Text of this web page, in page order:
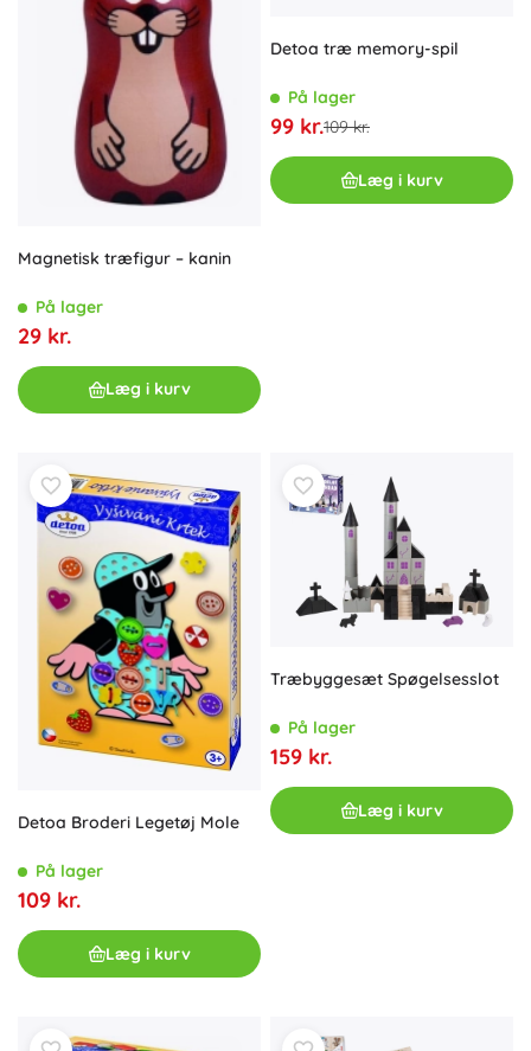
Magnetisk træfigur – kanin
På lager
29 kr.
Læg i kurv
Detoa træ memory-spil
På lager
99 kr.109 kr.
Læg i kurv
Detoa Broderi Legetøj Mole
På lager
109 kr.
Læg i kurv
Træbyggesæt Spøgelsesslot
På lager
159 kr.
Læg i kurv